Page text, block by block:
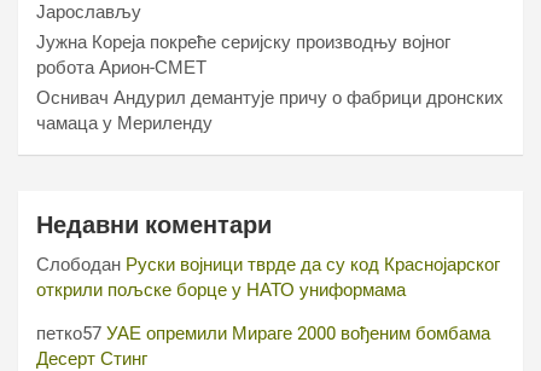
Јарослављу
Јужна Кореја покреће серијску производњу војног
робота Арион-СМЕТ
Оснивач Андурил демантује причу о фабрици дронских
чамаца у Мериленду
Недавни коментари
Слободан Руски војници тврде да су код Краснојарског
открили пољске борце у НАТО униформама
петко57 УАЕ опремили Мираге 2000 вођеним бомбама
Десерт Стинг